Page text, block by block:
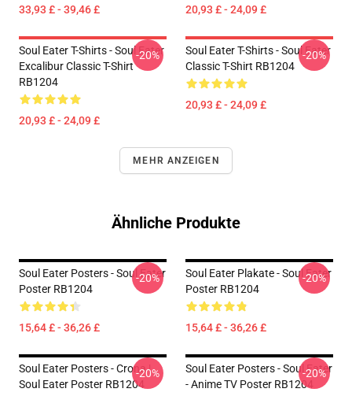
33,93 £ - 39,46 £ 20,93 £ - 24,09 £
Soul Eater T-Shirts - Soul Eater
Excalibur Classic T-Shirt
RB1204
20,93 £ - 24,09 £
-20%
Soul Eater T-Shirts - Soul Eater
Classic T-Shirt RB1204
20,93 £ - 24,09 £
-20%
MEHR ANZEIGEN
Ähnliche Produkte
Soul Eater Posters - Soul Eater
Poster RB1204
15,64 £ - 36,26 £
-20%
Soul Eater Plakate - Soul Eater
Poster RB1204
15,64 £ - 36,26 £
-20%
Soul Eater Posters - Crona |
Soul Eater Poster RB1204
-20%
Soul Eater Posters - Soul Eater
- Anime TV Poster RB1204
-20%